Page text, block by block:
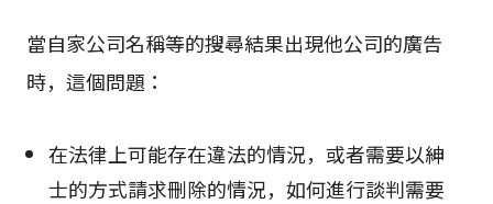
當自家公司名稱等的搜尋結果出現他公司的廣告
時，這個問題：
在法律上可能存在違法的情況，或者需要以紳
士的方式請求刪除的情況，如何進行談判需要